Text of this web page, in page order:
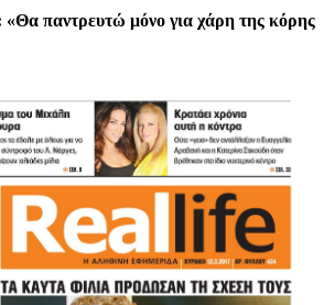
παντρευτώ μόνο για χάρη της κόρης